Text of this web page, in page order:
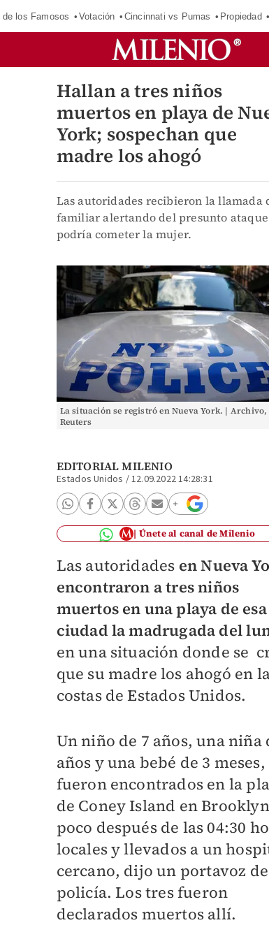
de los Famosos Votación Cincinnati vs Pumas Propiedad
Hallan a tres niños
muertos en playa de
York; sospechan que
madre los ahogó
Las autoridades recibieron la llamada
familiar alertando del presunto ataque
podría cometer la mujer.
La situación se registró en Nueva York. | Archivo,
Reuters
EDITORIAL MILENIO
Estados Unidos /12.09.2022 14:28:31
Únete al canal de Milenio
Las autoridades en Nueva
encontraron a tres niños
muertos en una playa de esa
ciudad la madrugada del
en una situación donde se
que su madre los ahogó en
costas de Estados Unidos.
Un niño de 7 años, una niña
años y una bebé de 3 meses,
fueron encontrados en la
de Coney Island en Brooklyn
poco después de las 04:30
locales y llevados a un
cercano, dijo un portavoz
policía. Los tres fueron
declarados muertos allí.